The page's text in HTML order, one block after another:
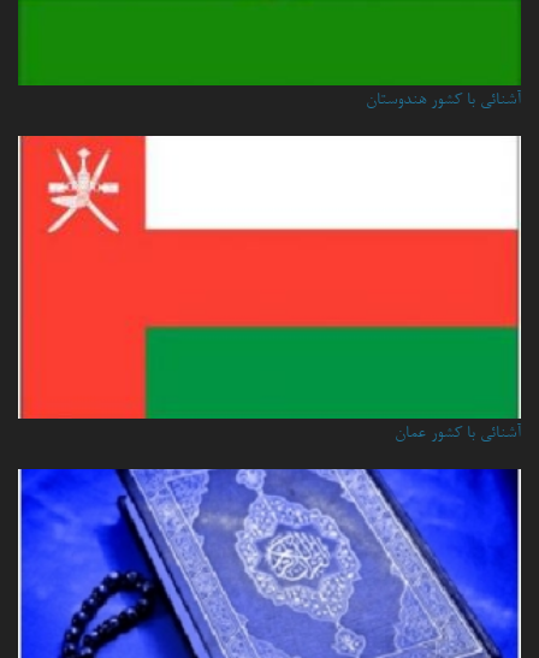
آشنائی با کشور هندوستان
آشنائي با كشور عمان